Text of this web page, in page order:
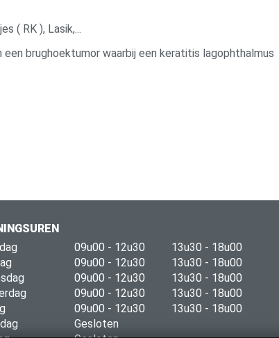
( RK ), Lasik,...
een brughoektumor waarbij een keratitis lagophthalmus
09u00 - 12u30
09u00 - 12u30
09u00 - 12u30
09u00 - 12u30
09u00 - 12u30
Gesloten
13u30 - 18u00
13u30 - 18u00
13u30 - 18u00
13u30 - 18u00
13u30 - 18u00